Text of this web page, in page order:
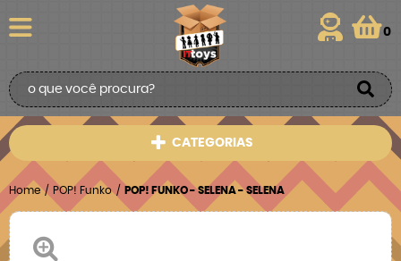
0
CATEGORIAS
Home POP! Funko POP! FUNKO - SELENA - SELENA